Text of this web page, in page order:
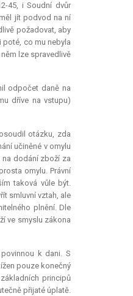
45, i Soudní dvůr
jít podvod na ní
požadovat, aby
co mu nebyla
lze spravedlivě
odpočet daně na
dříve na vstupu)
otázku, zda
učiněné v omylu
dodání zboží za
omylu. Právní
taková vůle být.
smluvní vztah, ale
plnění. Dle
ve smyslu zákona
k dani. S
pouze konečný
principů
přijaté úplatě.